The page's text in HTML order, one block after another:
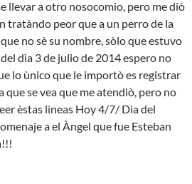
llevar a otro nosocomio, pero me diò
tratàndo peor que a un perro de la
no sè su nombre, sòlo que estuvo
dìa 3 de julio de 2014 espero no
lo ùnico que le importò es registrar
que se vea que me atendiò, pero no
èstas lìneas Hoy 4/7/ Dìa del
a el Àngel que fue Esteban